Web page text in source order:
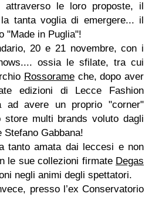
attraverso le loro proposte, il
tanta voglia di emergere... il
"Made in Puglia"!
20 e 21 novembre, con i
ossia le sfilate, tra cui
Rossorameche, dopo aver
edizioni di Lecce Fashion
avere un proprio "corner"
multi brands voluto dagli
Stefano Gabbana!
tanto amata dai leccesi e non
le sue collezioni firmate Degas
negli animi degli spettatori.
presso l’ex Conservatorio